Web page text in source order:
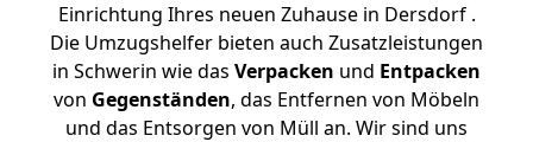
Einrichtung Ihres neuen Zuhause in Dersdorf .
Die Umzugshelfer bieten auch Zusatzleistungen
in Schwerin wie das Verpacken und Entpacken
von Gegenständen, das Entfernen von Möbeln
und das Entsorgen von Müll an. Wir sind uns